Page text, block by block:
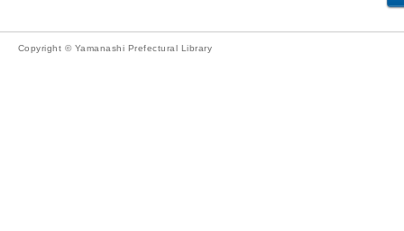
Copyright © Yamanashi Prefectural Library